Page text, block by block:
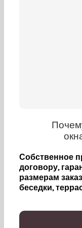
Собственное
договору,
размерам
беседки,